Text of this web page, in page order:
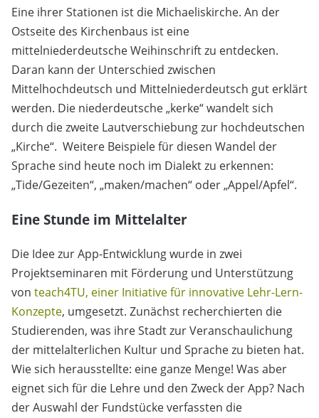
Eine ihrer Stationen ist die Michaeliskirche. An der
Ostseite des Kirchenbaus ist eine
mittelniederdeutsche Weihinschrift zu entdecken.
Daran kann der Unterschied zwischen
Mittelhochdeutsch und Mittelniederdeutsch gut erklärt
werden. Die niederdeutsche „kerke“ wandelt sich
durch die zweite Lautverschiebung zur hochdeutschen
„Kirche“. Weitere Beispiele für diesen Wandel der
Sprache sind heute noch im Dialekt zu erkennen:
„Tide/Gezeiten“, „maken/machen“ oder „Appel/Apfel“.
Eine Stunde im Mittelalter
Die Idee zur App-Entwicklung wurde in zwei
Projektseminaren mit Förderung und Unterstützung
von teach4TU, einer Initiative für innovative Lehr-Lern-
Konzepte, umgesetzt. Zunächst recherchierten die
Studierenden, was ihre Stadt zur Veranschaulichung
der mittelalterlichen Kultur und Sprache zu bieten hat.
Wie sich herausstellte: eine ganze Menge! Was aber
eignet sich für die Lehre und den Zweck der App? Nach
der Auswahl der Fundstücke verfassten die